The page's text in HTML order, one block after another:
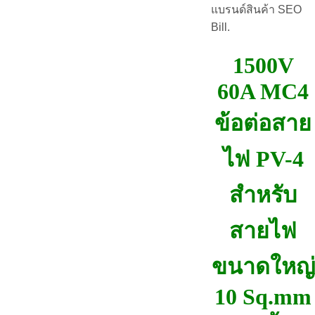
แบรนด์สินค้า SEO
Bill.
1500V
60A MC4
ข้อต่อสาย
ไฟ PV-4
สำหรับ
สายไฟ
ขนาดใหญ่
10 Sq.mm